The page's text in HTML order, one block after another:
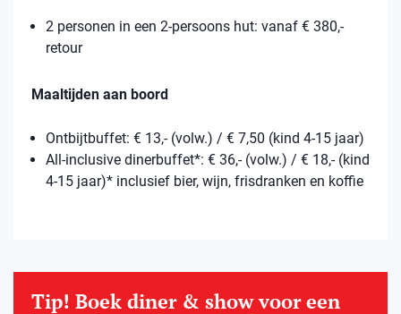
2 personen in een 2-persoons hut: vanaf € 380,-
retour
Maaltijden aan boord
Ontbijtbuffet: € 13,- (volw.) / € 7,50 (kind 4-15 jaar)
All-inclusive dinerbuffet*: € 36,- (volw.) / € 18,- (kind
4-15 jaar)* inclusief bier, wijn, frisdranken en koffie
Tip! Boek diner & show voor een